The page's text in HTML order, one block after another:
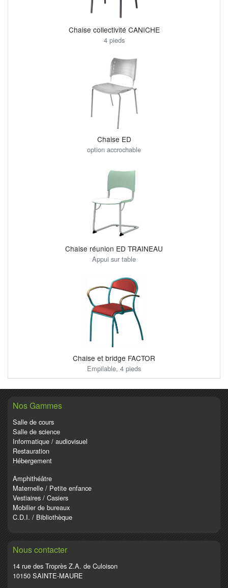
Chaise collectivité CANICHE
4 pieds
Chaise ED
option accrochable
Chaise réunion ED TRAINEAU
Appui sur table
Chaise et bridge FACTOR
Empilable, 4 pieds
Nos Gammes
Salle de cours
Salle de science
Informatique / audiovisuel
Restauration
Hébergement
Amphithéâtre
Maternelle / Petite enfance
Vestiaires / Casiers
Mobilier de bureaux
C.D.I. / Bibliothèque
Nous contacter
14 rue des Troprès Z.A. de Culoison
10150 SAINTE-MAURE